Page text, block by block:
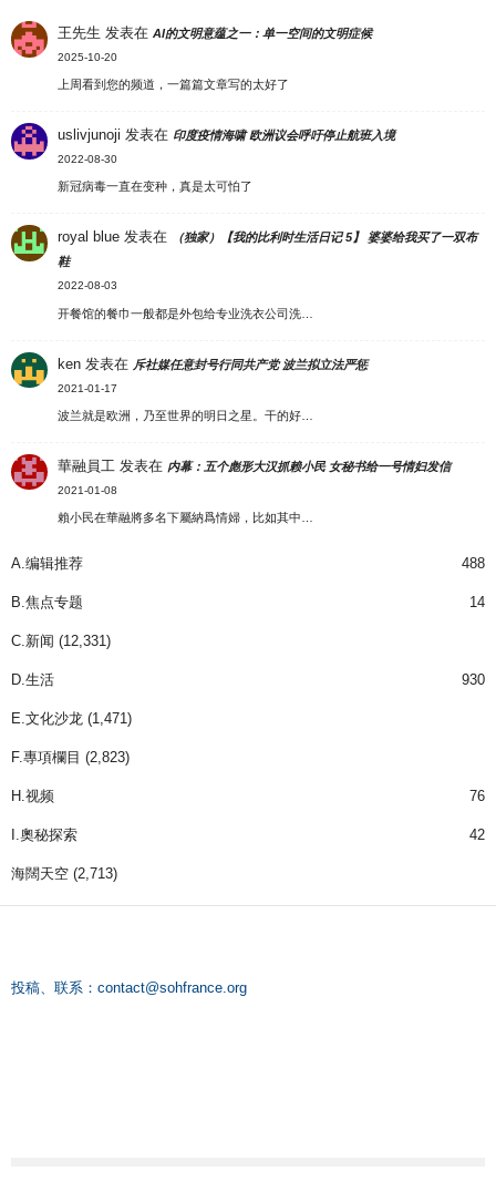
王先生 发表在AI的文明意蕴之一：单一空间的文明症候
2025-10-20
上周看到您的频道，一篇篇文章写的太好了
uslivjunoji 发表在 印度疫情海啸 欧洲议会呼吁停止航班入境
2022-08-30
新冠病毒一直在变种，真是太可怕了
royal blue 发表在
（独家）【我的比利时生活日记 5】 婆婆给我买了一双布
鞋
2022-08-03
开餐馆的餐巾一般都是外包给专业洗衣公司洗…
ken 发表在 斥社媒任意封号行同共产党 波兰拟立法严惩
2021-01-17
波兰就是欧洲，乃至世界的明日之星。干的好…
華融員工 发表在 内幕：五个彪形大汉抓赖小民 女秘书给一号情妇发信
2021-01-08
賴小民在華融將多名下屬納爲情婦，比如其中…
A.编辑推荐 488
B.焦点专题 14
C.新闻 (12,331)
D.生活 930
E.文化沙龙 (1,471)
F.專項欄目 (2,823)
H.视频 76
I.奧秘探索 42
海闊天空 (2,713)
投稿、联系： contact@sohfrance.org